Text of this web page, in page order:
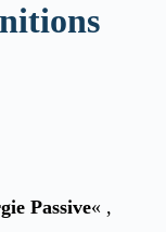
Passive« ,